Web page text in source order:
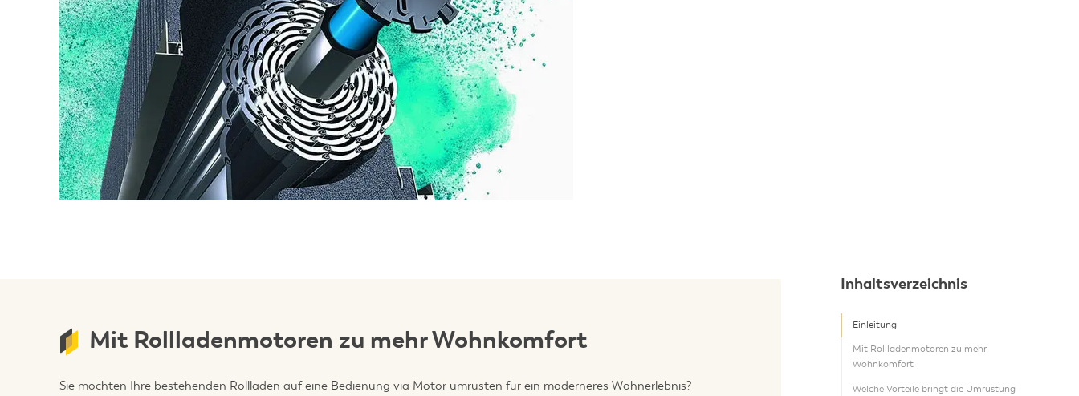
Mit Rollladenmotoren zu mehr Wohnkomfort
Sie möchten Ihre bestehenden Rollläden auf eine Bedienung via Motor umrüsten für ein moderneres Wohnerlebnis?
Inhaltsverzeichnis
Einleitung
Mit Rollladenmotoren zu mehr
Wohnkomfort
Welche Vorteile bringt die Umrüstung